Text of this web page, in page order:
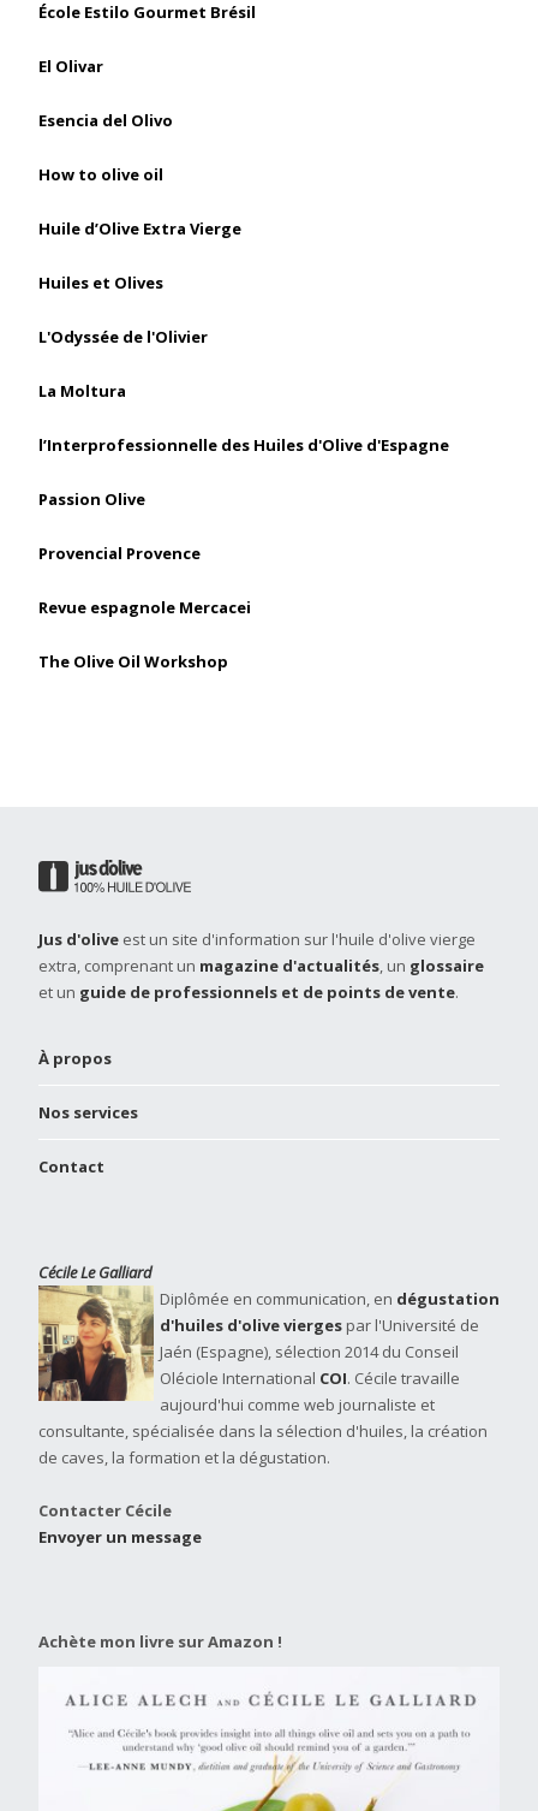
École Estilo Gourmet Brésil
El Olivar
Esencia del Olivo
How to olive oil
Huile d’Olive Extra Vierge
Huiles et Olives
L'Odyssée de l'Olivier
La Moltura
l’Interprofessionnelle des Huiles d'Olive d'Espagne
Passion Olive
Provencial Provence
Revue espagnole Mercacei
The Olive Oil Workshop
Jus d'olive est un site d'information sur l'huile d'olive vierge
extra, comprenant un magazine d'actualités, un glossaire
et un guide de professionnels et de points de vente.
À propos
Nos services
Contact
Cécile Le Galliard
Diplômée en communication, en dégustation
d'huiles d'olive vierges par l'Université de
Jaén (Espagne), sélection 2014 du Conseil
Oléciole International COI. Cécile travaille
aujourd'hui comme web journaliste et
consultante, spécialisée dans la sélection d'huiles, la création
de caves, la formation et la dégustation.
Contacter Cécile
Envoyer un message
Achète mon livre sur Amazon !